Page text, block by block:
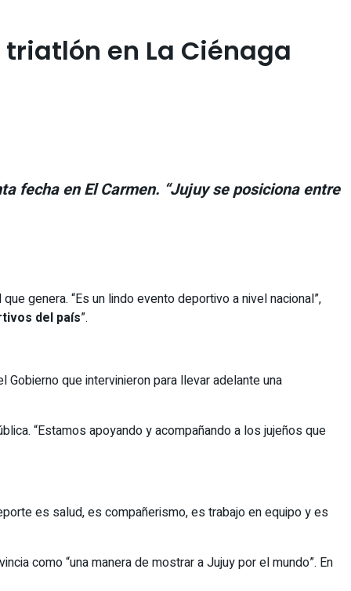
en La Ciénaga
fecha en El Carmen. “Jujuy se posiciona entre
genera. “Es un lindo evento deportivo a nivel nacional”,
del país”.
que intervinieron para llevar adelante una
“Estamos apoyando y acompañando a los jujeños que
es salud, es compañerismo, es trabajo en equipo y es
como “una manera de mostrar a Jujuy por el mundo”. En